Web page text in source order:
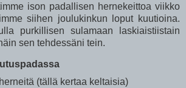
ison padallisen hernekeittoa viikko
siihen joulukinkun loput kuutioina.
purkillisen sulamaan laskiaistiistain
sen tehdessäni tein.
(tällä kertaa keltaisia)